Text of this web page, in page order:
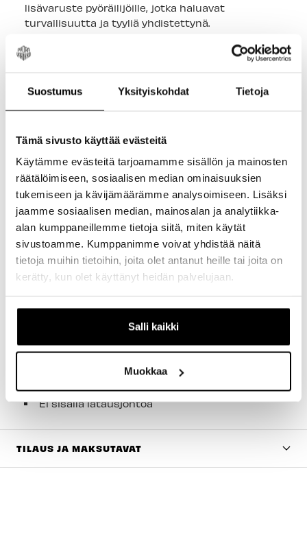
Suostumus Yksityiskohdat Tietoja
Tämä sivusto käyttää evästeitä
Käytämme evästeitä tarjoamamme sisällön ja mainosten
räätälöimiseen, sosiaalisen median ominaisuuksien
tukemiseen ja kävijämäärämme analysoimiseen. Lisäksi
jaamme sosiaalisen median, mainosalan ja analytiikka-
alan kumppaneillemme tietoja siitä, miten käytät
sivustoamme. Kumppanimme voivat yhdistää näitä
tietoja muihin tietoihin, joita olet antanut heille tai joita on
kerätty, kun olet käyttänyt heidän palvelujaan.
Salli kaikki
Muokkaa
lisävaruste pyöräilijöille, jotka haluavat
turvallisuutta ja tyyliä yhdistettynä.
INFINITY UNIVERSAL-
erikokoista kumirengasta kiinnitystä varten
Valoteknologia:
Akku:USB-ladattava sisäänrakennettu akku
Käyttöaika:Jopa5 tuntiayhdellä latauksella
Lisäominaisuudet:Akkuvarauksen merkkivalo
ja turvakytkin
Sertifiointi:Hyväksytty Saksan StVZO-
liikennesäännösten mukaisesti
Tekniset tiedot
Valoteho:30 lumenia
1 x SKS Germany Infinity Universal -takavalo
Ei sisällä latausjohtoa
TILAUS JA MAKSUTAVAT